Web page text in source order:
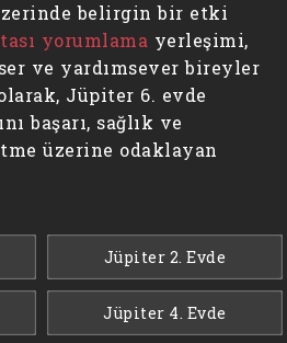
belirgin bir etki
yorumlama yerleşimi,
ve yardımsever bireyler
Jüpiter 6. evde
başarı, sağlık ve
üzerine odaklayan
Jüpiter 2. Evde
Jüpiter 4. Evde